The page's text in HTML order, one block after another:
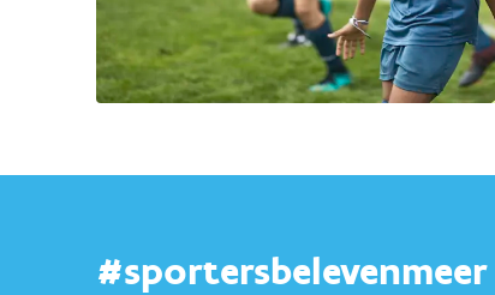
#sportersbelevenmeer